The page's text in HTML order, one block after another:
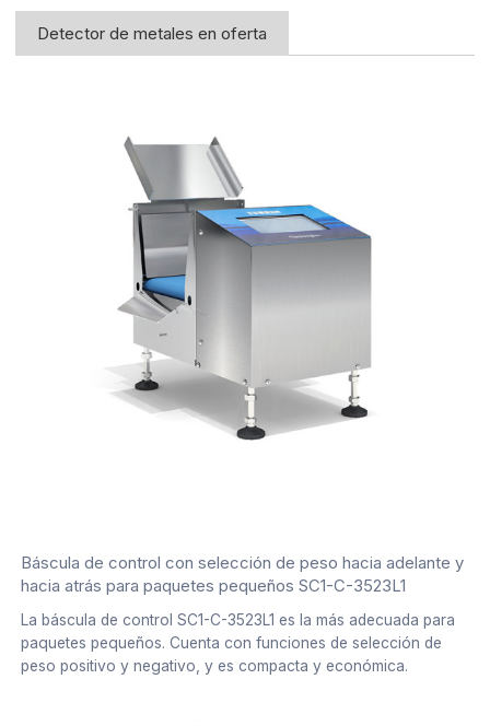
Detector de metales en oferta
Báscula de control con selección de peso hacia adelante y
hacia atrás para paquetes pequeños SC1-C-3523L1
La báscula de control SC1-C-3523L1 es la más adecuada para
paquetes pequeños. Cuenta con funciones de selección de
peso positivo y negativo, y es compacta y económica.